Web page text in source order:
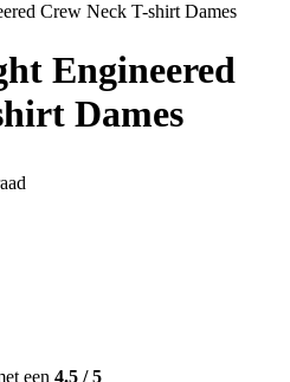
Crew Neck T-shirt Dames
Engineered
Dames
een 4.5 /5